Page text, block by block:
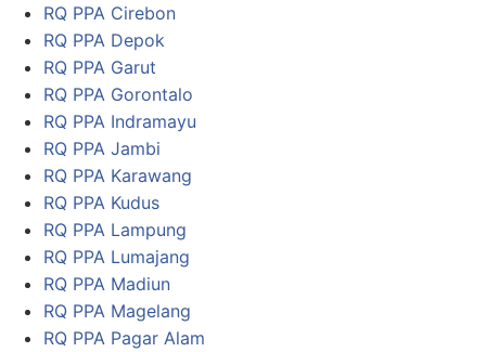
RQ PPA Cirebon
RQ PPA Depok
RQ PPA Garut
RQ PPA Gorontalo
RQ PPA Indramayu
RQ PPA Jambi
RQ PPA Karawang
RQ PPA Kudus
RQ PPA Lampung
RQ PPA Lumajang
RQ PPA Madiun
RQ PPA Magelang
RQ PPA Pagar Alam